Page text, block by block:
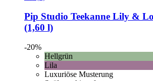
Pip Studio Teekanne Lily &
(1,60 l)
-20%
Hellgrün
Lila
Luxuriöse Musterung